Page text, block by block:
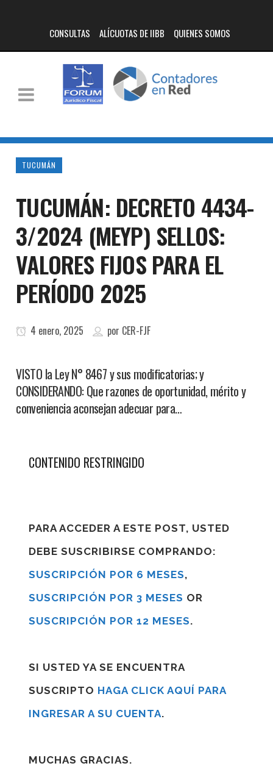
CONSULTAS ALÍCUOTAS DE IIBB QUIENES SOMOS
TUCUMÁN
TUCUMÁN: DECRETO 4434-
3/2024 (MEYP) SELLOS:
VALORES FIJOS PARA EL
PERÍODO 2025
4 enero, 2025 por CER-FJF
VISTO la Ley N° 8467 y sus modificatorias; y
CONSIDERANDO: Que razones de oportunidad, mérito y
conveniencia aconsejan adecuar para…
CONTENIDO RESTRINGIDO
PARA ACCEDER A ESTE POST, USTED
DEBE SUSCRIBIRSE COMPRANDO:
SUSCRIPCIÓN POR 6 MESES,
SUSCRIPCIÓN POR 3 MESES OR
SUSCRIPCIÓN POR 12 MESES.
SI USTED YA SE ENCUENTRA
SUSCRIPTO HAGA CLICK AQUÍ PARA
INGRESAR A SU CUENTA.
MUCHAS GRACIAS.